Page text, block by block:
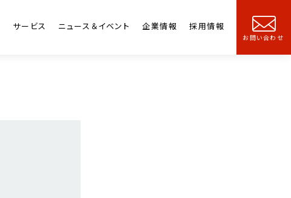
サービス ニュース＆イベント 企業情報 採用情報
お問い合わせ